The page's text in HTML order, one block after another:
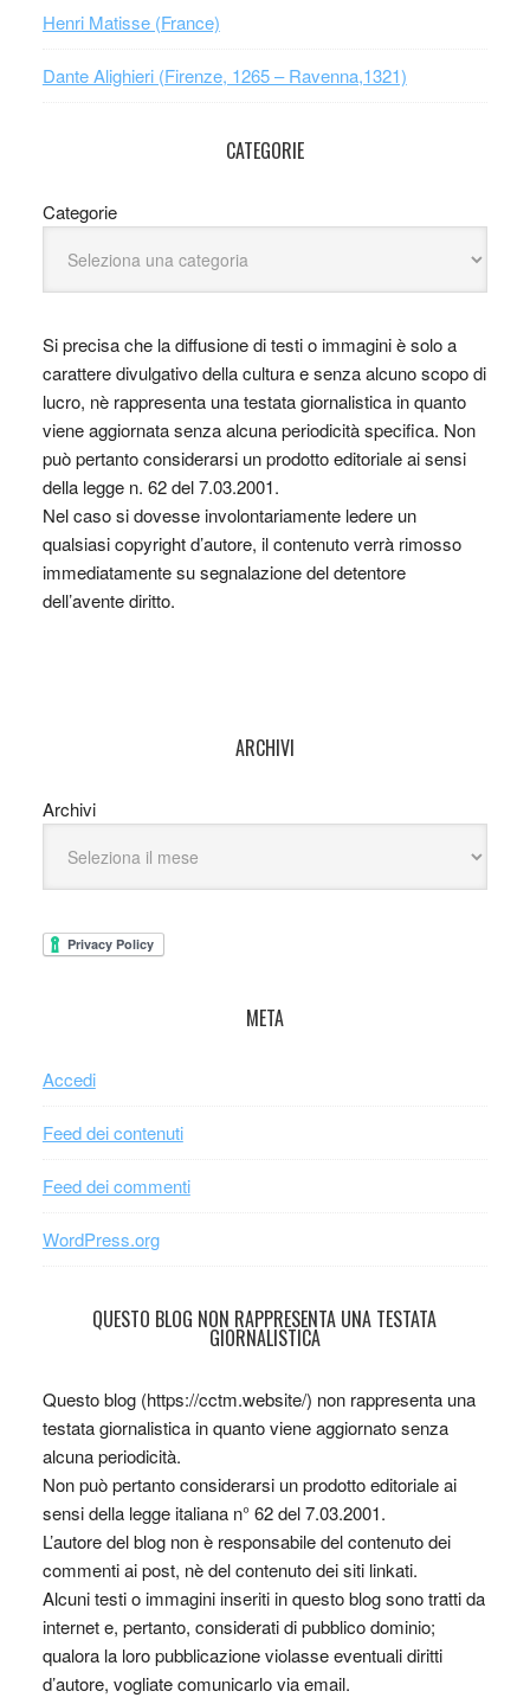
Henri Matisse (France)
Dante Alighieri (Firenze, 1265 – Ravenna,1321)
CATEGORIE
Categorie
Si precisa che la diffusione di testi o immagini è solo a
carattere divulgativo della cultura e senza alcuno scopo di
lucro, nè rappresenta una testata giornalistica in quanto
viene aggiornata senza alcuna periodicità specifica. Non
può pertanto considerarsi un prodotto editoriale ai sensi
della legge n. 62 del 7.03.2001.
Nel caso si dovesse involontariamente ledere un
qualsiasi copyright d’autore, il contenuto verrà rimosso
immediatamente su segnalazione del detentore
dell’avente diritto.
ARCHIVI
Archivi
META
Accedi
Feed dei contenuti
Feed dei commenti
WordPress.org
QUESTO BLOG NON RAPPRESENTA UNA TESTATA
GIORNALISTICA
Questo blog (https://cctm.website/) non rappresenta una
testata giornalistica in quanto viene aggiornato senza
alcuna periodicità.
Non può pertanto considerarsi un prodotto editoriale ai
sensi della legge italiana n° 62 del 7.03.2001.
L’autore del blog non è responsabile del contenuto dei
commenti ai post, nè del contenuto dei siti linkati.
Alcuni testi o immagini inseriti in questo blog sono tratti da
internet e, pertanto, considerati di pubblico dominio;
qualora la loro pubblicazione violasse eventuali diritti
d’autore, vogliate comunicarlo via email.